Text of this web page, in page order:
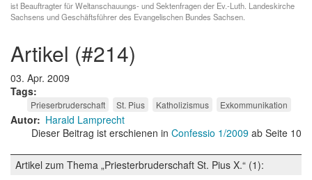
ist Beauftragter für Weltanschauungs- und Sektenfragen der Ev.-Luth. Landeskirche
Sachsens und Geschäftsführer des Evangelischen Bundes Sachsen.
artikel (#214)
03. Apr. 2009
Tags
Prieserbruderschaft St. Pius Katholizismus Exkommunikation
Autor
Harald Lamprecht
Dieser Beitrag ist erschienen in Confessio 1/2009 ab Seite 10
Artikel zum Thema „Priesterbruderschaft St. Pius X.“ (1):